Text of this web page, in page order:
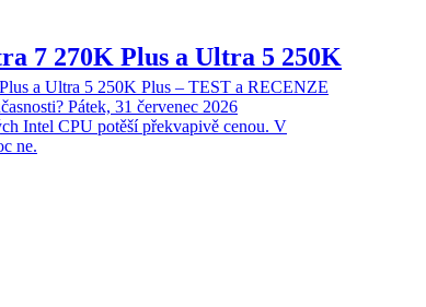
7 270K Plus a Ultra 5 250K
a Ultra 5 250K Plus – TEST a RECENZE
Pátek, 31 červenec 2026
Intel CPU potěší překvapivě cenou. V
ne.